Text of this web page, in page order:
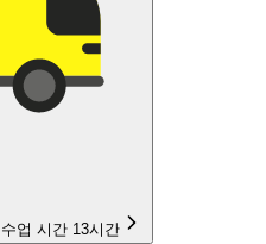
수업 시간 13시간